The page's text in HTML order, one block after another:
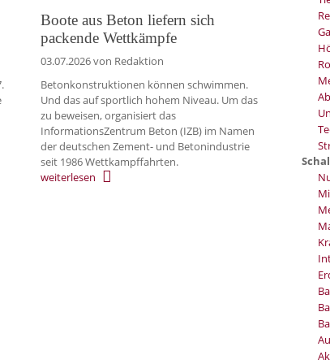
Boote aus Beton liefern sich
packende Wettkämpfe
03.07.2026von Redaktion
Betonkonstruktionen können schwimmen.
Und das auf sportlich hohem Niveau. Um das
zu beweisen, organisiert das
InformationsZentrum Beton (IZB) im Namen
der deutschen Zement- und Betonindustrie
seit 1986 Wettkampffahrten.
weiterlesen